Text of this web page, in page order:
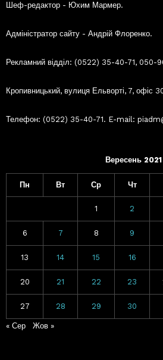
Шеф-редактор - Юхим Мармер.
Адміністратор сайту - Андрій Флоренко.
Рекламний відділ: (0522) 35-40-71, 050-
Кропивницький, вулиця Ельворті, 7, офіс
Телефон: (0522) 35-40-71. E-mail:
Вересень 2021
Пн Вт Ср Чт
1 2
6 7 8 9
13 14 15 16
20 21 22 23
27 28 29 30
« Сер Жов »